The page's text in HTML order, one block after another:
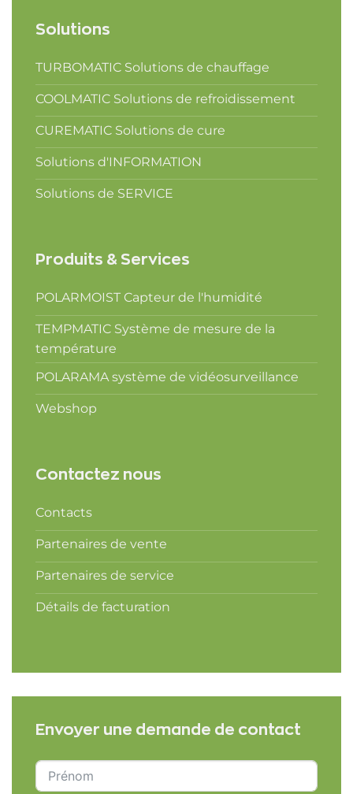
Solutions
TURBOMATIC Solutions de chauffage
COOLMATIC Solutions de refroidissement
CUREMATIC Solutions de cure
Solutions d'INFORMATION
Solutions de SERVICE
Produits & Services
POLARMOIST Capteur de l'humidité
TEMPMATIC Système de mesure de la
température
POLARAMA système de vidéosurveillance
Webshop
Contactez nous
Contacts
Partenaires de vente
Partenaires de service
Détails de facturation
Envoyer une demande de contact